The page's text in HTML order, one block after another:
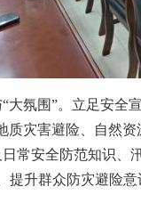
大氛围”。立足安全
质灾害避险、自然
常安全防范知识
提升群众防灾避险